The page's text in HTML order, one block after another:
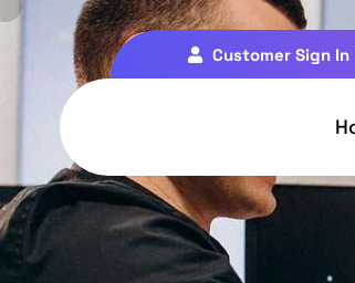
Customer Sign In